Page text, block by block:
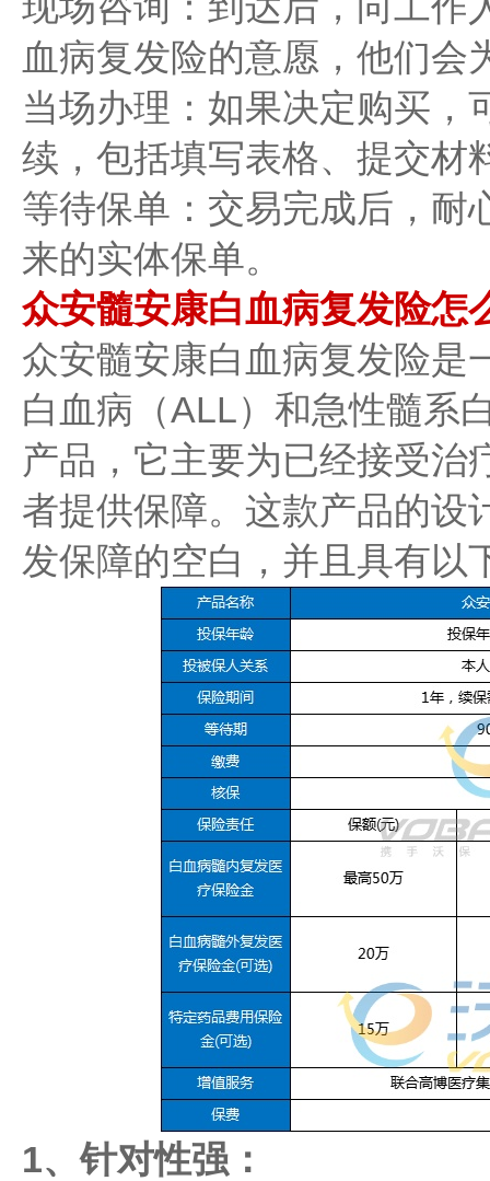
血病复发险的意愿，他们会
当场办理：如果决定购买，
续，包括填写表格、提交材
等待保单：交易完成后，耐
来的实体保单。
众安髓安康白血病复发险怎
众安髓安康白血病复发险是
白血病（ALL）和急性髓系
产品，它主要为已经接受治
者提供保障。这款产品的设
发保障的空白，并且具有以
1、针对性强：